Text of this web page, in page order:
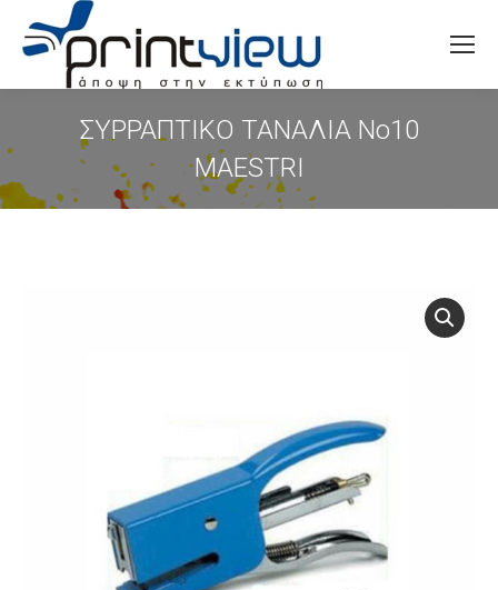
Search:
ΣΥΡΡΑΠΤΙΚΟ ΤΑΝΑΛΙΑ Nο10
MAESTRI
You are here: